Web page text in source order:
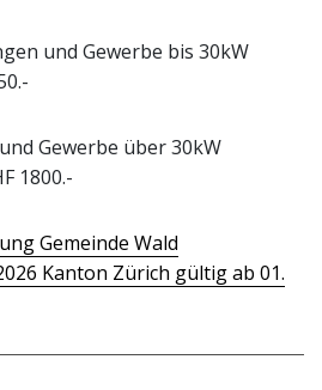
und Gewerbe bis 30kW
Gewerbe über 30kW
Gemeinde Wald
Kanton Zürich gültig ab 01.